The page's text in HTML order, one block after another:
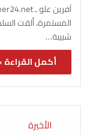
المستمرة، ألقت
شبيبة…
أكمل القراءة
الأخيرة